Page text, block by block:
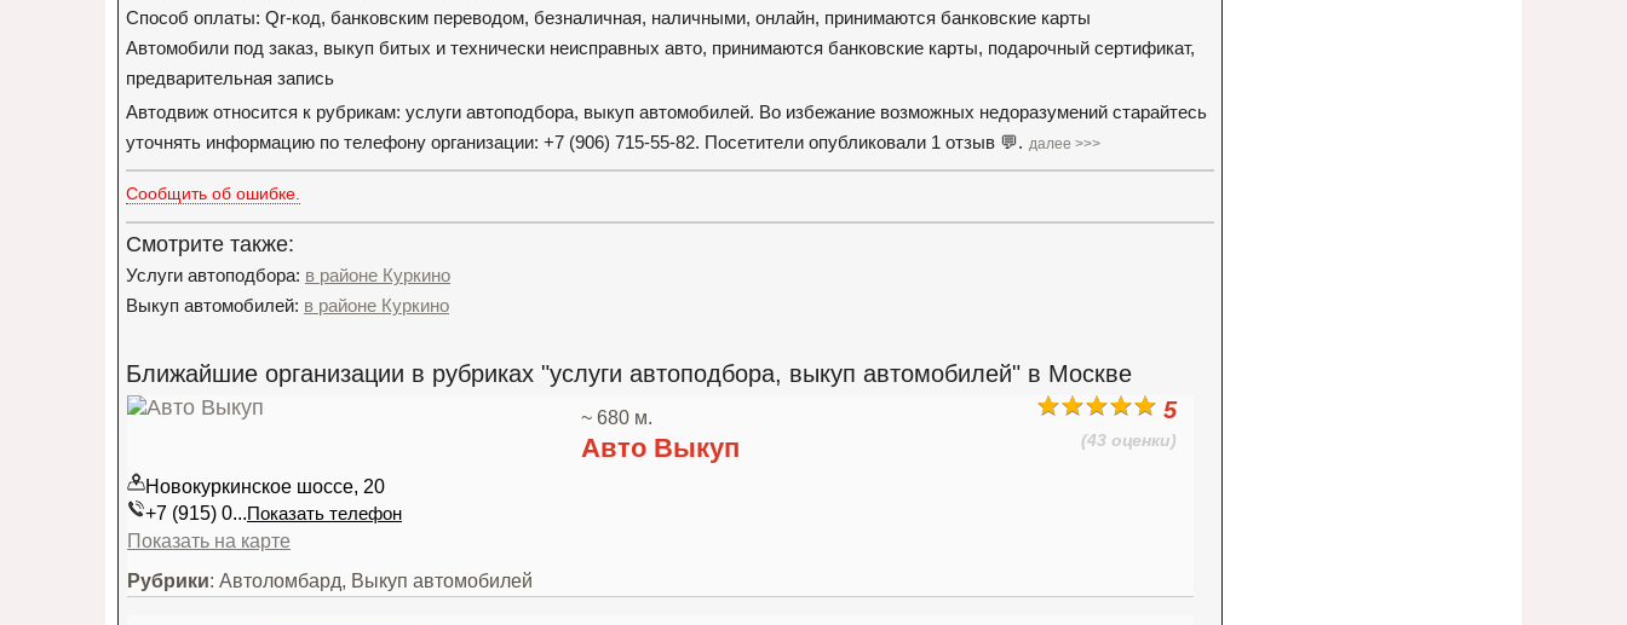
Способ оплаты: Qr-код, банковским переводом, безналичная, наличными, онлайн, принимаются банковские карты
Автомобили под заказ, выкуп битых и технически неисправных авто, принимаются банковские карты, подарочный сертификат,
предварительная запись
Автодвиж относится к рубрикам: услуги автоподбора, выкуп автомобилей. Во избежание возможных недоразумений старайтесь
уточнять информацию по телефону организации: +7 (906) 715-55-82. Посетители опубликовали 1 отзыв 💬. далее >>>
Сообщить об ошибке.
Смотрите также:
Услуги автоподбора: в районе Куркино
Выкуп автомобилей: в районе Куркино
Ближайшие организации в рубриках "услуги автоподбора, выкуп автомобилей" в Москве
5
(43 оценки)
~ 680 м.
Авто Выкуп
Новокуркинское шоссе, 20
+7 (915) 0...Показать телефон
Показать на карте
Рубрики: Автоломбард, Выкуп автомобилей